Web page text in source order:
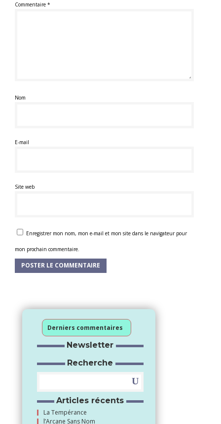
Commentaire *
Nom
E-mail
Site web
Enregistrer mon nom, mon e-mail et mon site dans le navigateur pour
mon prochain commentaire.
Derniers commentaires
Newsletter
Recherche
Articles récents
La Tempérance
l’Arcane Sans Nom